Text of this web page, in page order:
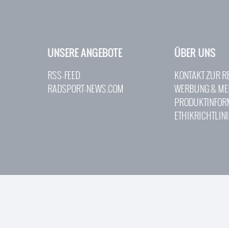
UNSERE ANGEBOTE
RSS-FEED
RADSPORT-NEWS.COM
ÜBER UNS
KONTAKT ZUR
WERBUNG &